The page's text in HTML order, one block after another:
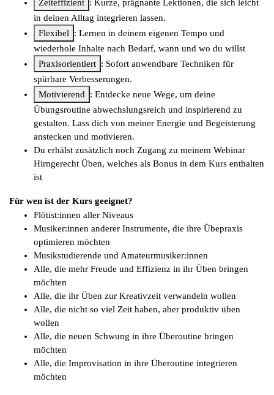
Zeiteffizient : Kurze, prägnante Lektionen, die sich leicht
in deinen Alltag integrieren lassen.
Flexibel
: Lernen in deinem eigenen Tempo und
wiederhole Inhalte nach Bedarf, wann und wo du willst
Praxisorientiert : Sofort anwendbare Techniken für
spürbare Verbesserungen.
Motivierend
: Entdecke neue Wege, um deine
Übungsroutine abwechslungsreich und inspirierend zu
gestalten. Lass dich von meiner Energie und Begeisterung
anstecken und motivieren.
Du erhälst zusätzlich noch Zugang zu meinem Webinar
Hirngerecht Üben, welches als Bonus in dem Kurs enthalten
ist
Für wen ist der Kurs geeignet?
Flötist:innen aller Niveaus
Musiker:innen anderer Instrumente, die ihre Übepraxis
optimieren möchten
Musikstudierende und Amateurmusiker:innen
Alle, die mehr Freude und Effizienz in ihr Üben bringen
möchten
Alle, die ihr Üben zur Kreativzeit verwandeln wollen
Alle, die nicht so viel Zeit haben, aber produktiv üben
wollen
Alle, die neuen Schwung in ihre Überoutine bringen
möchten
Alle, die Improvisation in ihre Überoutine integrieren
möchten